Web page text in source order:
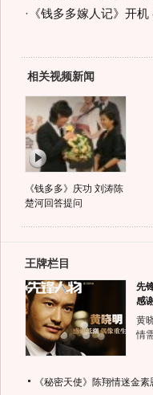
· 《钱多多嫁人记》开
相关视频新闻
《钱多多》庆功 刘涛陈
楚河回答提问
王牌栏目
先
感
黄
情
《秘密天使》陈翔情迷金